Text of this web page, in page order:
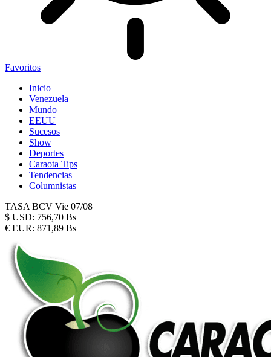
Favoritos
Inicio
Venezuela
Mundo
EEUU
Sucesos
Show
Deportes
Caraota Tips
Tendencias
Columnistas
TASA BCV Vie 07/08
$ USD: 756,70 Bs
€ EUR: 871,89 Bs